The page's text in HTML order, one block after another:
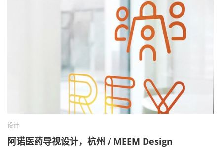
设计
阿诺医药导视设计，杭州 / MEEM Design